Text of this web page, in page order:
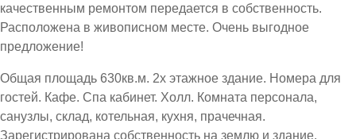
качественным ремонтом передается в собственность.
Расположена в живописном месте. Очень выгодное
предложение!
Общая площадь 630кв.м. 2х этажное здание. Номера для
гостей. Кафе. Спа кабинет. Холл. Комната персонала,
санузлы, склад, котельная, кухня, прачечная.
Зарегистрирована собственность на землю и здание.